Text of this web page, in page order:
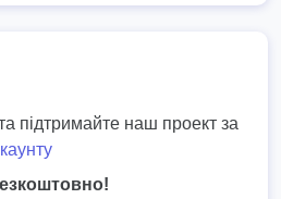
підтримайте наш проект за